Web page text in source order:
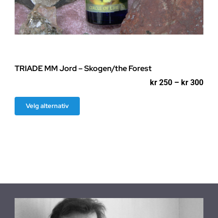
TRIADE MM Jord – Skogen/the Forest
kr 250 – kr 300
Velg alternativ
produktet
kan
på